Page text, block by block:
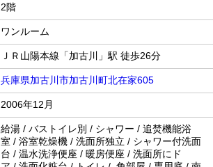
2階
ワンルーム
ＪＲ山陽本線「加古川」駅 徒歩26分
兵庫県加古川市加古川町北在家605
2006年12月
給湯 / バストイレ別 / シャワー / 追焚機能浴
室 / 浴室乾燥機 / 洗面所独立 / シャワー付洗面
台 / 温水洗浄便座 / 暖房便座 / 洗面所にド